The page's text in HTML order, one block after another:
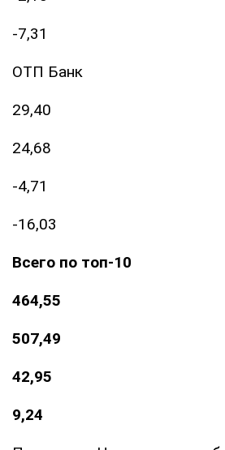
-7,31
ОТП Банк
29,40
24,68
-4,71
-16,03
Всего по топ-10
464,55
507,49
42,95
9,24